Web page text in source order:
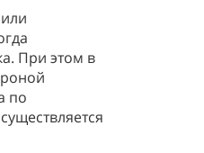
При этом в
по